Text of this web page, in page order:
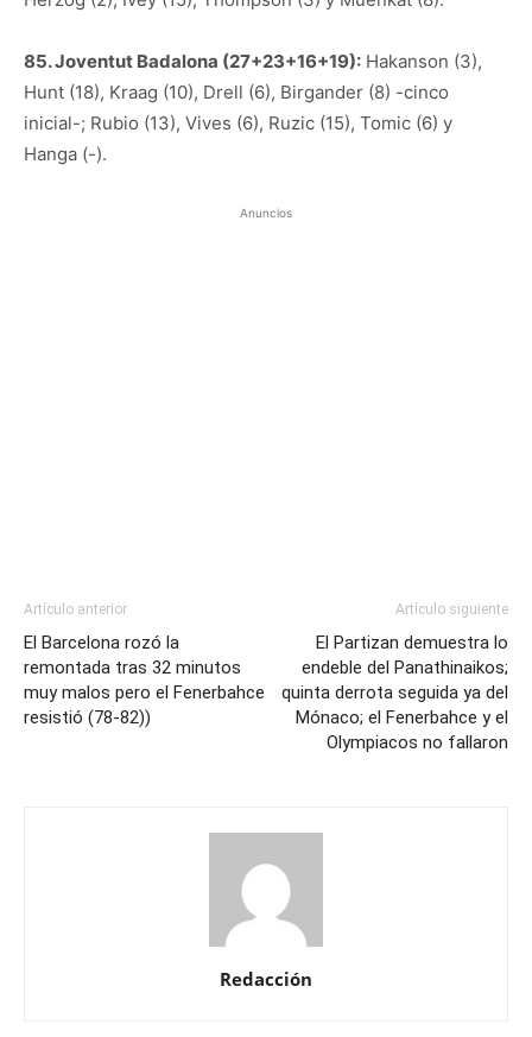
85. Joventut Badalona (27+23+16+19): Hakanson (3),
Hunt (18), Kraag (10), Drell (6), Birgander (8) -cinco
inicial-; Rubio (13), Vives (6), Ruzic (15), Tomic (6) y
Hanga (-).
Anuncios
Artículo anterior
El Barcelona rozó la
remontada tras 32 minutos
muy malos pero el Fenerbahce
resistió (78-82))
Artículo siguiente
El Partizan demuestra lo
endeble del Panathinaikos;
quinta derrota seguida ya del
Mónaco; el Fenerbahce y el
Olympiacos no fallaron
Redacción